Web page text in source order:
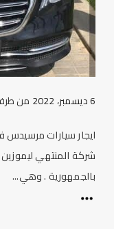
6 ديسمبر، 2022 من
ايجار سيارات
شركة المنتهي
بالجمهورية . وهي...